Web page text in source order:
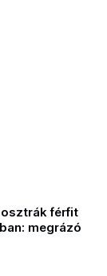
férfit
megrázó